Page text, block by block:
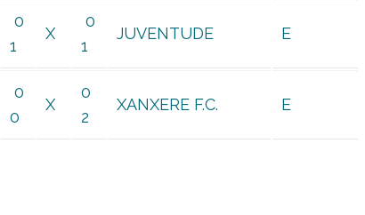
0
1
X
0
1
JUVENTUDE E
0
0
X
0
2
XANXERE F.C. E